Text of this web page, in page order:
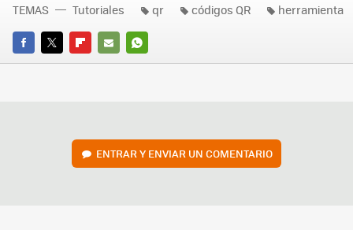
FACEBOOK
TWITTERFLIPBOARD
E-
WHATSAPP
TEMAS Tutoriales qr códigos QR herramienta
ENTRAR Y ENVIAR UN COMENTARIO